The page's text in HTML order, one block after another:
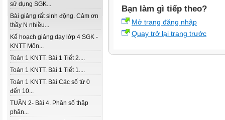
sử dụng SGK...
Bài giảng rất sinh động. Cảm ơn
thầy N nhiều...
Kế hoạch giảng dạy lớp 4 SGK -
KNTT Môn...
Toán 1 KNTT. Bài 1 Tiết 2....
Toán 1 KNTT. Bài 1 Tiết 1....
Toán 1 KNTT. Bài Các số từ 0
đến 10...
TUẦN 2- Bài 4. Phân số thập
phân...
Bạn làm gì tiếp theo?
Mở trang đăng nhập
Quay trở lại trang trước